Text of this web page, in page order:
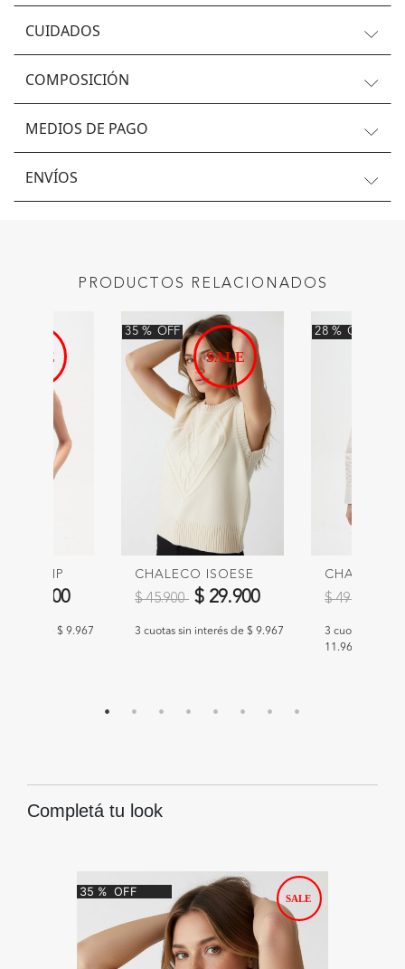
CUIDADOS
COMPOSICIÓN
MEDIOS DE PAGO
ENVÍOS
PRODUCTOS RELACIONADOS
PROMP
de
$ 29.900
interés de $ 9.967
35% OFF
CHALECO ISOESE
Precio reducido de
$ 45.900 a$ 29.900
3 cuotas sin interés de $ 9.967
28% OFF
CHALECO
Precio
$ 49.900
3 cuotas sin
11.967
Completá tu look
35 % OFF